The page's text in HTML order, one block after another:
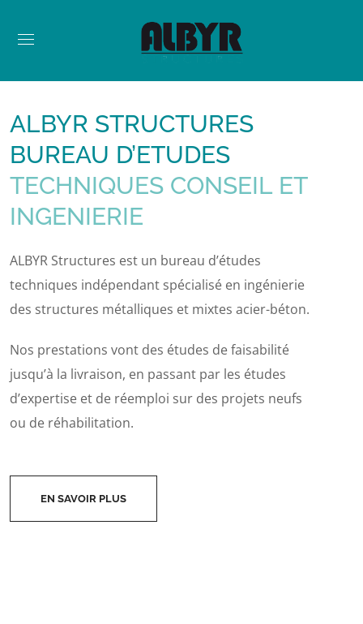
ALBYR STRUCTURES
BUREAU D’ETUDES
TECHNIQUES CONSEIL ET
INGENIERIE
ALBYR Structures est un bureau d’études
techniques indépendant spécialisé en ingénierie
des structures métalliques et mixtes acier-béton.
Nos prestations vont des études de faisabilité
jusqu’à la livraison, en passant par les études
d’expertise et de réemploi sur des projets neufs
ou de réhabilitation.
EN SAVOIR PLUS